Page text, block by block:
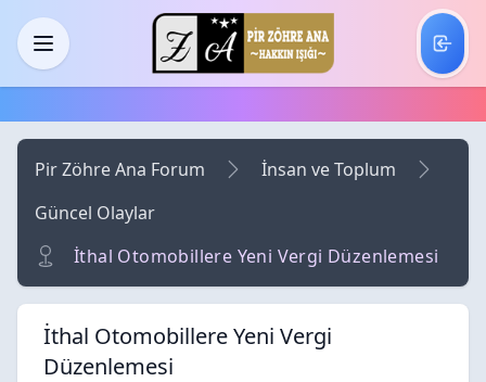
Skip to main content
Menü
Pir Zöhre Ana Forum
İnsan ve Toplum
Güncel Olaylar
İthal Otomobillere Yeni Vergi Düzenlemesi
İthal Otomobillere Yeni Vergi
Düzenlemesi